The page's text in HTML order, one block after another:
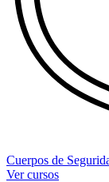
Cuerpos de
Ver cursos